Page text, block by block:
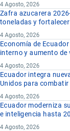
4 Agosto, 2026
Zafra azucarera
toneladas y
4 Agosto, 2026
Economía de
interno y aumento
4 Agosto, 2026
Ecuador integra
Unidos para
4 Agosto, 2026
Ecuador moderniza
e inteligencia hasta
4 Agosto, 2026